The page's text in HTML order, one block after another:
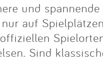
und
auf
Sind